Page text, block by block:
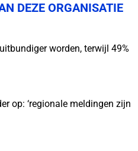
DEZE ORGANISATIE
worden, terwijl 49%
op: ‘regionale meldingen zijn